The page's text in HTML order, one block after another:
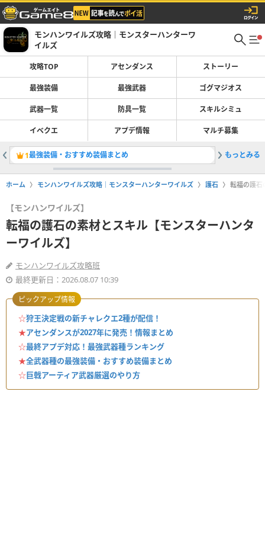
モンハンワイルズ攻略｜モンスターハンターワ
イルズ
攻略TOP アセンダンス ストーリー
最強装備 最強武器 ゴグマジオス
武器一覧 防具一覧 スキルシミュ
イベクエ アプデ情報 マルチ募集
1最強装備・おすすめ装備まとめ 2双剣の
もっとみる
ホーム モンハンワイルズ攻略｜モンスターハンターワイルズ 護石 転福の護石
【モンハンワイルズ】
転福の護石の素材とスキル【モンスターハンタ
ーワイルズ】
モンハンワイルズ攻略班
最終更新日：2026.08.07 10:39
☆狩王決定戦の新チャレクエ2種が配信！
★アセンダンスが2027年に発売！情報まとめ
☆最終アプデ対応！最強武器種ランキング
★全武器種の最強装備・おすすめ装備まとめ
☆巨戟アーティア武器厳選のやり方
ピックアップ情報